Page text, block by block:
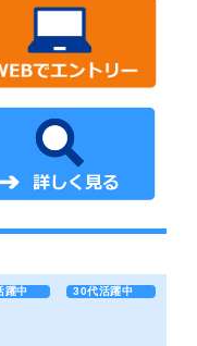
躍中 30代活躍中